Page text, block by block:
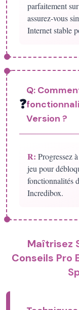
parfaitement
assurez-vous
Internet stable
❓
Q:
Version ?
R: Progressez
jeu pour
fonctionnalités
Incredibox.
Maîtrisez
Conseils Pro